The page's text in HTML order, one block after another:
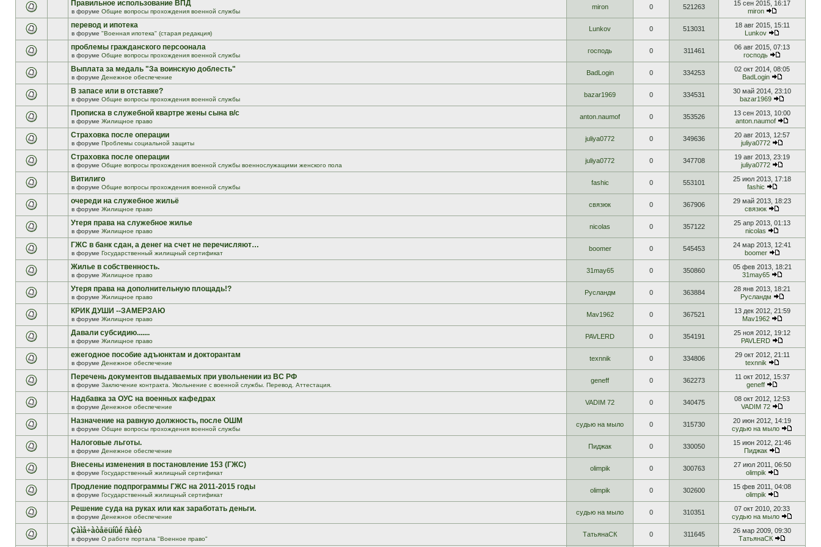
Правильное использование ВПД
в форуме Общие вопросы прохождения военной службы
miron 0 521263
15 сен 2015, 16:17
miron
перевод и ипотека
в форуме "Военная ипотека" (старая редакция)
Lunkov 0 513031
18 авг 2015, 15:11
Lunkov
проблемы гражданского персоонала
в форуме Общие вопросы прохождения военной службы
господь 0 311461
06 авг 2015, 07:13
господь
Выплата за медаль "За воинскую доблесть"
в форуме Денежное обеспечение
BadLogin 0 334253
02 окт 2014, 08:05
BadLogin
В запасе или в отставке?
в форуме Общие вопросы прохождения военной службы
bazar1969 0 334531
30 май 2014, 23:10
bazar1969
Прописка в служебной квартре жены сына в/с
в форуме Жилищное право
anton.naumof 0 353526
13 сен 2013, 10:00
anton.naumof
Страховка после операции
в форуме Проблемы социальной защиты
juliya0772 0 349636
20 авг 2013, 12:57
juliya0772
Страховка после операции
в форуме Общие вопросы прохождения военной службы военнослужащими женского пола
juliya0772 0 347708
19 авг 2013, 23:19
juliya0772
Витилиго
в форуме Общие вопросы прохождения военной службы
fashic 0 553101
25 июл 2013, 17:18
fashic
очереди на служебное жильё
в форуме Жилищное право
связюк 0 367906
29 май 2013, 18:23
связюк
Утеря права на служебное жилье
в форуме Жилищное право
nicolas 0 357122
25 апр 2013, 01:13
nicolas
ГЖС в банк сдан, а денег на счет не перечисляют…
в форуме Государственный жилищный сертификат
boomer 0 545453
24 мар 2013, 12:41
boomer
Жилье в собственность.
в форуме Жилищное право
31may65 0 350860
05 фев 2013, 18:21
31may65
Утеря права на дополнительную площадь!?
в форуме Жилищное право
Русландм 0 363884
28 янв 2013, 18:21
Русландм
КРИК ДУШИ --ЗАМЕРЗАЮ
в форуме Жилищное право
Mav1962 0 367521
13 дек 2012, 21:59
Mav1962
Давали субсидию.......
в форуме Жилищное право
PAVLERD 0 354191
25 ноя 2012, 19:12
PAVLERD
ежегодное пособие адъюнктам и докторантам
в форуме Денежное обеспечение
texnnik 0 334806
29 окт 2012, 21:11
texnnik
Перечень документов выдаваемых при увольнении из ВС РФ
в форуме Заключение контракта. Увольнение с военной службы. Перевод. Аттестация.
geneff 0 362273
11 окт 2012, 15:37
geneff
Надбавка за ОУС на военных кафедрах
в форуме Денежное обеспечение
VADIM 72 0 340475
08 окт 2012, 12:53
VADIM 72
Назначение на равную должность, после ОШМ
в форуме Общие вопросы прохождения военной службы
судью на мыло 0 315730
20 июн 2012, 14:19
судью на мыло
Налоговые льготы.
в форуме Денежное обеспечение
Пиджак 0 330050
15 июн 2012, 21:46
Пиджак
Внесены изменения в постановление 153 (ГЖС)
в форуме Государственный жилищный сертификат
olimpik 0 300763
27 июл 2011, 06:50
olimpik
Продление подпрограммы ГЖС на 2011-2015 годы
в форуме Государственный жилищный сертификат
olimpik 0 302600
15 фев 2011, 04:08
olimpik
Решение суда на руках или как заработать деньги.
в форуме Денежное обеспечение
судью на мыло 0 310351
07 окт 2010, 20:33
судью на мыло
Çàìå÷àòåëüíûé ñàéò
в форуме О работе портала "Военное право"
ТатьянаСК 0 311645
26 мар 2009, 09:30
ТатьянаСК